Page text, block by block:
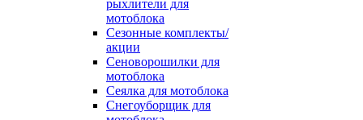
рыхлители для
мотоблока
Сезонные комплекты/
акции
Сеноворошилки для
мотоблока
Сеялка для мотоблока
Снегоуборщик для